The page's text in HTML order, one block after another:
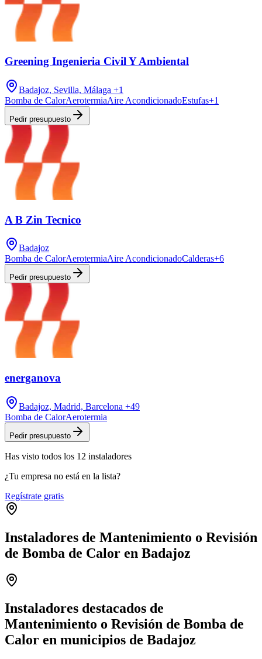
Greening Ingenieria Civil Y Ambiental
Badajoz, Sevilla, Málaga +1
Bomba de CalorAerotermiaAire AcondicionadoEstufas+1
Pedir presupuesto
A B Zin Tecnico
Badajoz
Bomba de CalorAerotermiaAire AcondicionadoCalderas+6
Pedir presupuesto
energanova
Badajoz, Madrid, Barcelona +49
Bomba de CalorAerotermia
Pedir presupuesto
Has visto todos los 12 instaladores
¿Tu empresa no está en la lista?
Regístrate gratis
Instaladores de Mantenimiento o Revisión
de Bomba de Calor en Badajoz
−
Instaladores destacados de
Mantenimiento o Revisión de Bomba de
Calor en municipios de Badajoz